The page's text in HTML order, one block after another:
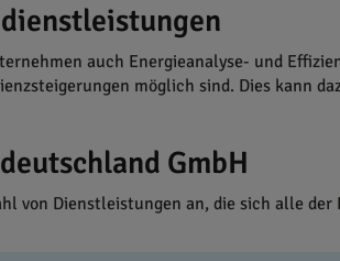
auch Energieanalyse- und
möglich sind. Dies kann
GmbH
von Dienstleistungen an, die sich alle